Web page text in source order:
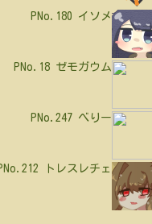
PNo.180 イソメ
PNo.18 ゼモガウム
PNo.247 べりー
トレスレチェ